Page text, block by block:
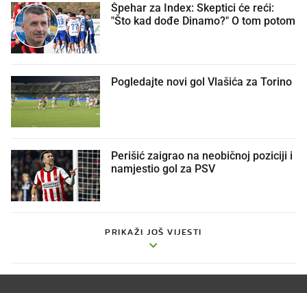
Špehar za Index: Skeptici će reći:
"Što kad dođe Dinamo?" O tom potom
Pogledajte novi gol Vlašića za Torino
Perišić zaigrao na neobičnoj poziciji i
namjestio gol za PSV
PRIKAŽI JOŠ VIJESTI